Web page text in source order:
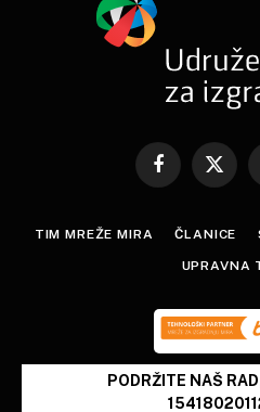
Facebook
X
TIM MREŽE MIRA ČLANICE
UPRAVNA
PODRŽITE NAŠ